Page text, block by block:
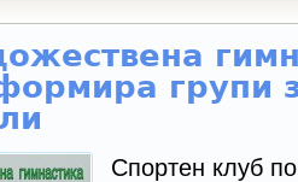
групи
Спортен клуб